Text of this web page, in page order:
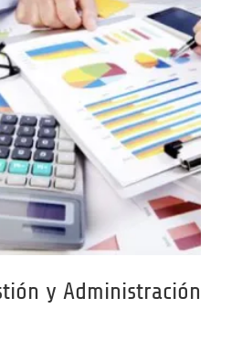
y Administración